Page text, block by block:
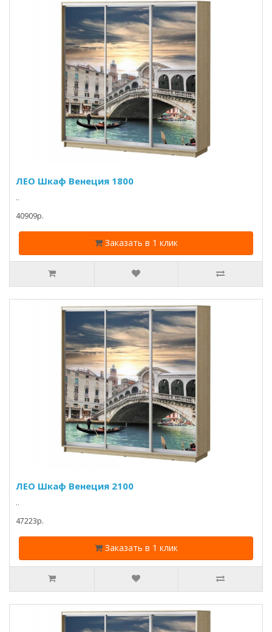
ЛЕО Шкаф Венеция 1800
..
40909p.
Заказать в 1 клик
ЛЕО Шкаф Венеция 2100
..
47223p.
Заказать в 1 клик